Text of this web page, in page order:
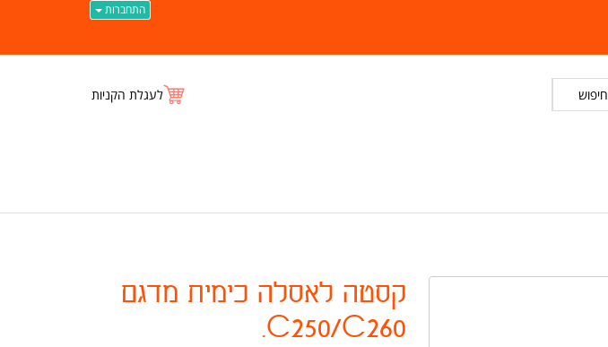
התחברות
חיפוש לעגלת הקניות
קסטה לאסלה כימית מדגם
C250/C260.